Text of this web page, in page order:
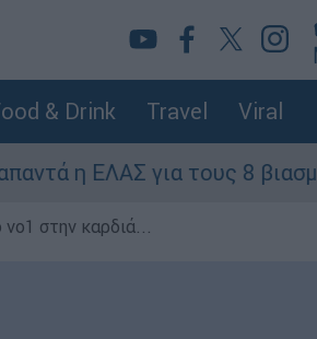
& Drink Travel Viral
η ΕΛΑΣ για τους 8 βιασμούς
στην καρδιά...